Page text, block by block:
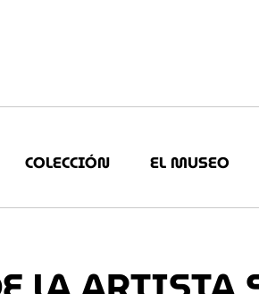
COLECCIÓN EL MUSEO